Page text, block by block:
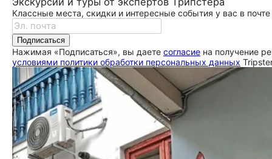
Классные места, скидки и интересные события у вас в почте
Подписаться
Нажимая «Подписаться», вы даете согласие на получение
условиями политики обработки персональных данных